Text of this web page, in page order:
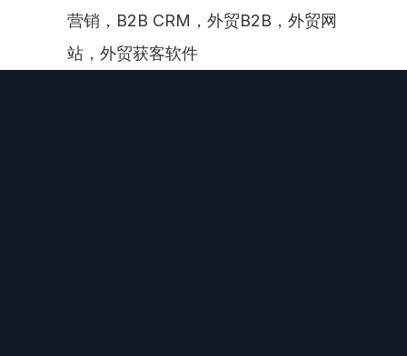
营销，B2B CRM，外贸B2B，外贸网
站，外贸获客软件